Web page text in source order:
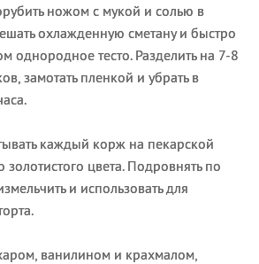
ножом с мукой и солью в
охлажденную сметану и быстро
однородное тесто. Разделить на 7-8
замотать пленкой и убрать в
каждый корж на пекарской
золотистого цвета. Подровнять по
и использовать для
ванилином и крахмалом,